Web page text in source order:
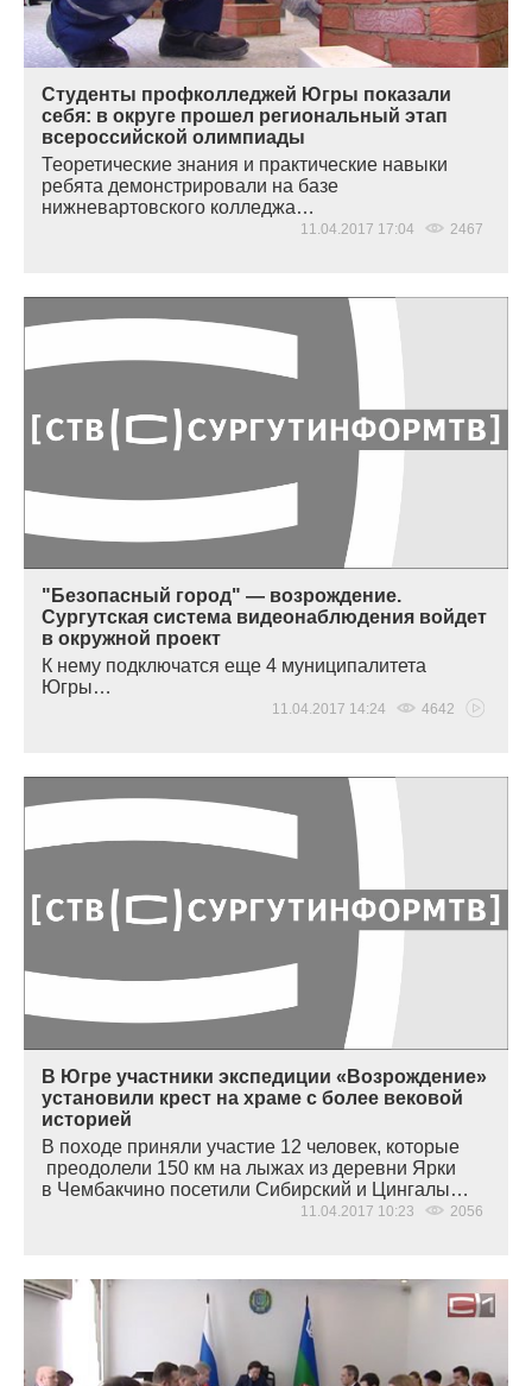
Студенты профколледжей Югры показали
себя: в округе прошел региональный этап
всероссийской олимпиады
Теоретические знания и практические навыки
ребята демонстрировали на базе
нижневартовского колледжа…
11.04.2017 17:04 2467
"Безопасный город" — возрождение.
Сургутская система видеонаблюдения войдет
в окружной проект
К нему подключатся еще 4 муниципалитета
Югры…
11.04.2017 14:24 4642
В Югре участники экспедиции «Возрождение»
установили крест на храме с более вековой
историей
В походе приняли участие 12 человек, которые
преодолели 150 км на лыжах из деревни Ярки
в Чембакчино посетили Сибирский и Цингалы…
11.04.2017 10:23 2056